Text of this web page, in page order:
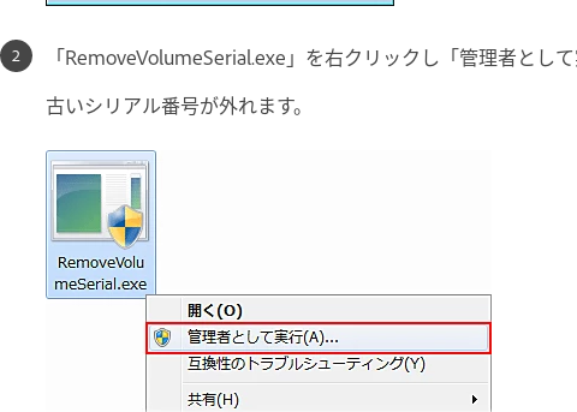
「RemoveVolumeSerial.exe」を右クリックし「管理者として
古いシリアル番号が外れます。